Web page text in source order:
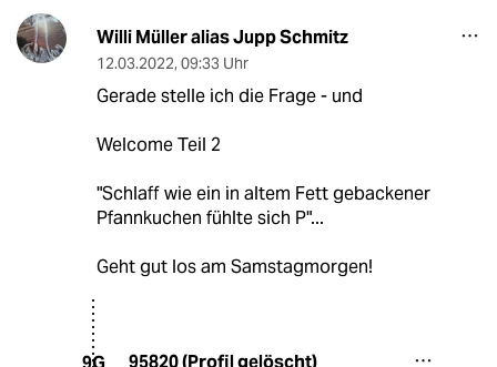
Willi Müller alias Jupp Schmitz
12.03.2022, 09:33 Uhr
Gerade stelle ich die Frage - und
Welcome Teil 2
"Schlaff wie ein in altem Fett gebackener
Pfannkuchen fühlte sich P"...
Geht gut los am Samstagmorgen!